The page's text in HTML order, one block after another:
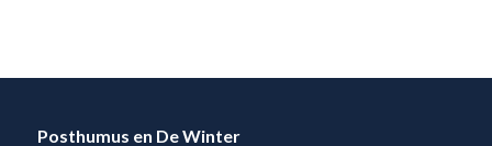
Posthumus en De Winter